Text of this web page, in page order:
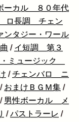
ーカル ８０年代
ロ長調 チェン
ンタジー・ワール
/ イ短調 第３
ミュージック
/チェンバロ ニ
/ おまけＢＧＭ集 /
/ 男性ボーカル メ
/パストラーレ /